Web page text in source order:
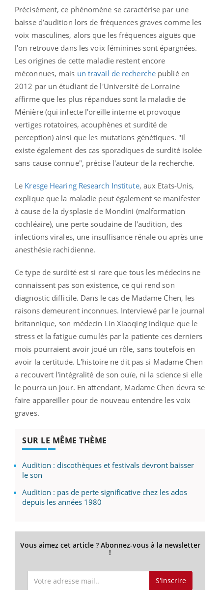
Précisément, ce phénomène se caractérise par une
baisse d’audition lors de fréquences graves comme les
voix masculines, alors que les fréquences aiguës que
l'on retrouve dans les voix féminines sont épargnées.
Les origines de cette maladie restent encore
méconnues, mais un travail de recherchepublié en
2012 par un étudiant de l'Université de Lorraine
affirmeque les plus répandues sont la maladie de
Ménière (qui infecte l'oreille interne et provoque
vertiges rotatoires, acouphènes et surdité de
perception) ainsi que les mutations génétiques. "Il
existe également des cas sporadiques de surdité isolée
sans cause connue", précise l'auteur de la recherche.
Le Kresge Hearing Research Institute, aux Etats-Unis,
explique que la maladie peut également se manifester
à cause de la dysplasie de Mondini (malformation
cochléaire), une perte soudaine de l'audition, des
infections virales, une insuffisance rénale ou après une
anesthésie rachidienne.
Ce type de surdité est si rare que tous les médecins ne
connaissent pas son existence, ce qui rend son
diagnostic difficile. Dans le cas de Madame Chen, les
raisons demeurent inconnues. Interviewé par le journal
britannique, son médecin Lin Xiaoqing indique que le
stress et la fatigue cumulés par la patiente ces derniers
mois pourraient avoir joué un rôle, sans toutefois en
avoir la certitude. L'histoire ne dit pas si Madame Chen
a recouvert l'intégralité de son ouïe, ni la science si elle
le pourra un jour. En attendant, Madame Chen devra se
faire appareiller pour de nouveau entendre les voix
graves.
SUR LE MÊME THÈME
Audition : discothèques et festivals devront baisser
le son
Audition : pas de perte significative chez les ados
depuis les années 1980
Vous aimez cet article ? Abonnez-vous à la newsletter
!
S'inscrire